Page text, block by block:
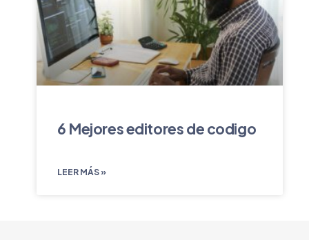
6 Mejores editores de codigo
LEER MÁS »